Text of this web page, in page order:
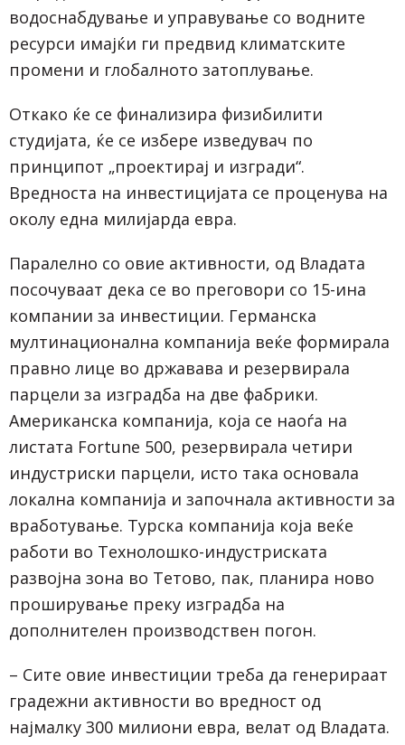
водоснабдување и управување со водните
ресурси имајќи ги предвид климатските
промени и глобалното затоплување.
Откако ќе се финализира физибилити
студијата, ќе се избере изведувач по
принципот „проектирај и изгради“.
Вредноста на инвестицијата се проценува на
околу една милијарда евра.
Паралелно со овие активности, од Владата
посочуваат дека се во преговори со 15-ина
компании за инвестиции. Германска
мултинационална компанија веќе формирала
правно лице во државава и резервирала
парцели за изградба на две фабрики.
Американска компанија, која се наоѓа на
листата Fortune 500, резервирала четири
индустриски парцели, исто така основала
локална компанија и започнала активности за
вработување. Турска компанија која веќе
работи во Технолошко-индустриската
развојна зона во Тетово, пак, планира ново
проширување преку изградба на
дополнителен производствен погон.
– Сите овие инвестиции треба да генерираат
градежни активности во вредност од
најмалку 300 милиони евра, велат од Владата.